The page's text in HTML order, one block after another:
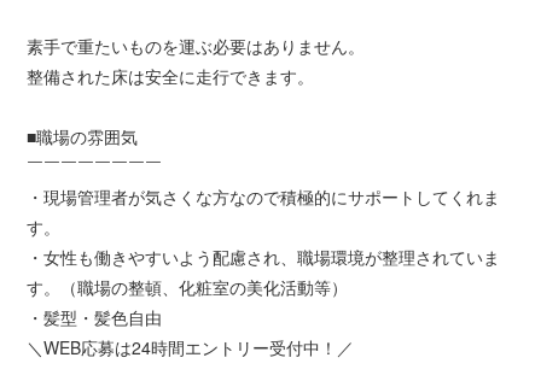
素手で重たいものを運ぶ必要はありません。
整備された床は安全に走行できます。
■職場の雰囲気
￣￣￣￣￣￣￣￣
・現場管理者が気さくな方なので積極的にサポートしてくれま
す。
・女性も働きやすいよう配慮され、職場環境が整理されていま
す。（職場の整頓、化粧室の美化活動等）
・髪型・髪色自由
＼WEB応募は24時間エントリー受付中！／